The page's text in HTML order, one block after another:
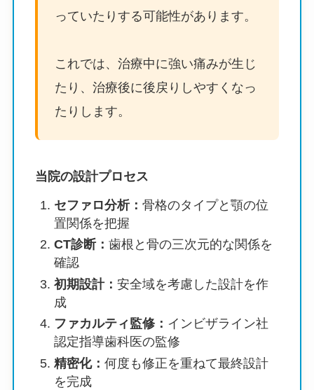
っていたりする可能性があります。
これでは、治療中に強い痛みが生じ
たり、治療後に後戻りしやすくなっ
たりします。
当院の設計プロセス
セファロ分析： 骨格のタイプと顎の位
置関係を把握
CT診断： 歯根と骨の三次元的な関係を
確認
初期設計： 安全域を考慮した設計を作
成
ファカルティ監修： インビザライン社
認定指導歯科医の監修
精密化： 何度も修正を重ねて最終設計
を完成